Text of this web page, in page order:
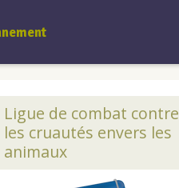
Ligue de combat contre
les cruautés envers les
animaux